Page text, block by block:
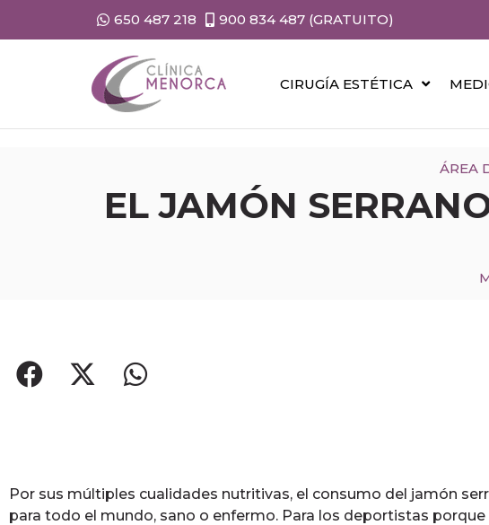
650 487 218 900 834 487 (GRATUITO)
CIRUGÍA ESTÉTICA
ÁREA
EL JAMÓN
Por sus múltiples cualidades nutritivas, el consumo del jamón
para todo el mundo, sano o enfermo. Para los deportistas